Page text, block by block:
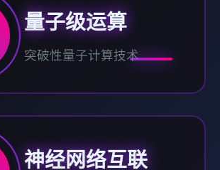
量子级运算
突破性量子计算技术
神经网络互联